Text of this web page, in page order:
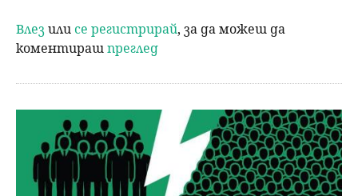
Влезили се регистрирай, за да можеш да
коментирашпреглед